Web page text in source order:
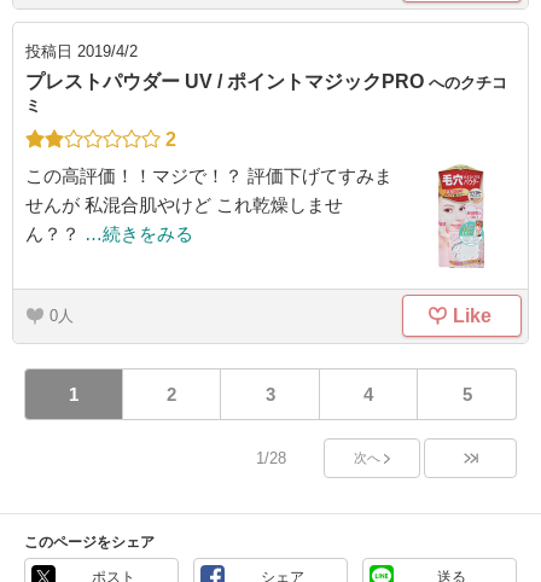
投稿日 2019/4/2
プレストパウダー UV / ポイントマジックPRO へのクチコ
ミ
2
この高評価！！マジで！？ 評価下げてすみま
せんが 私混合肌やけど これ乾燥しませ
ん？？ …続きをみる
0 Like
1 2 3 4 5
1/28 次へ
このページをシェア
ポスト シェア 送る